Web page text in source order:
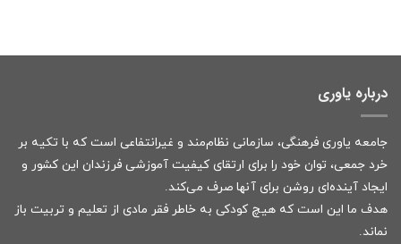
درباره یاوری
جامعه یاوری فرهنگی، سازمانی نظام‌مند و غیرانتفاعی است که با تکیه بر
خرد جمعی، توان خود را برای ارتقای کیفیت آموزشی فرزندان این کشور و
ایجاد آینده‌ای روشن برای آنها صرف می‌کند.
هدف ما این است که هیچ کودکی به خاطر فقر مادی از تعلیم و تربیت باز
نماند.